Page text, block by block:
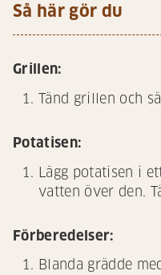
Så här gör du
Grillen:
Tänd grillen och
Potatisen:
Lägg potatisen i
vatten över den.
Förberedelser:
Blanda grädde